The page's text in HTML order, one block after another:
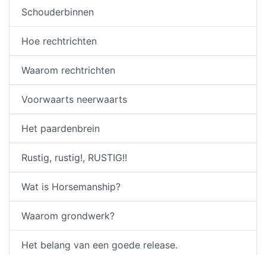
Schouderbinnen
Hoe rechtrichten
Waarom rechtrichten
Voorwaarts neerwaarts
Het paardenbrein
Rustig, rustig!, RUSTIG!!
Wat is Horsemanship?
Waarom grondwerk?
Het belang van een goede release.